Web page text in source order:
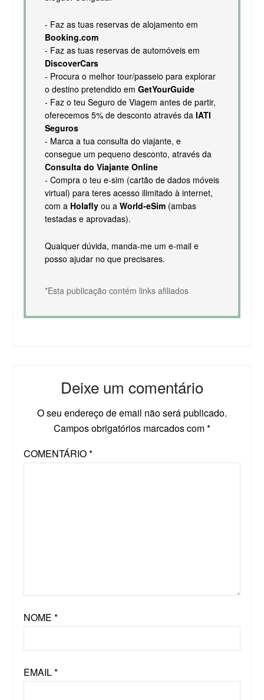
- Faz as tuas reservas de alojamento em
Booking.com
- Faz as tuas reservas de automóveis em
DiscoverCars
- Procura o melhor tour/passeio para explorar
o destino pretendido em GetYourGuide
- Faz o teu Seguro de Viagem antes de partir,
oferecemos 5% de desconto através da IATI
Seguros
- Marca a tua consulta do viajante, e
consegue um pequeno desconto, através da
Consulta do Viajante Online
- Compra o teu e-sim (cartão de dados móveis
virtual) para teres acesso ilimitado à internet,
com a Holaflyou a World-eSim(ambas
testadas e aprovadas).
Qualquer dúvida, manda-me um e-mail e
posso ajudar no que precisares.
*Esta publicação contém links afiliados
Deixe um comentário
O seu endereço de email não será publicado.
Campos obrigatórios marcados com*
COMENTÁRIO*
NOME *
EMAIL*